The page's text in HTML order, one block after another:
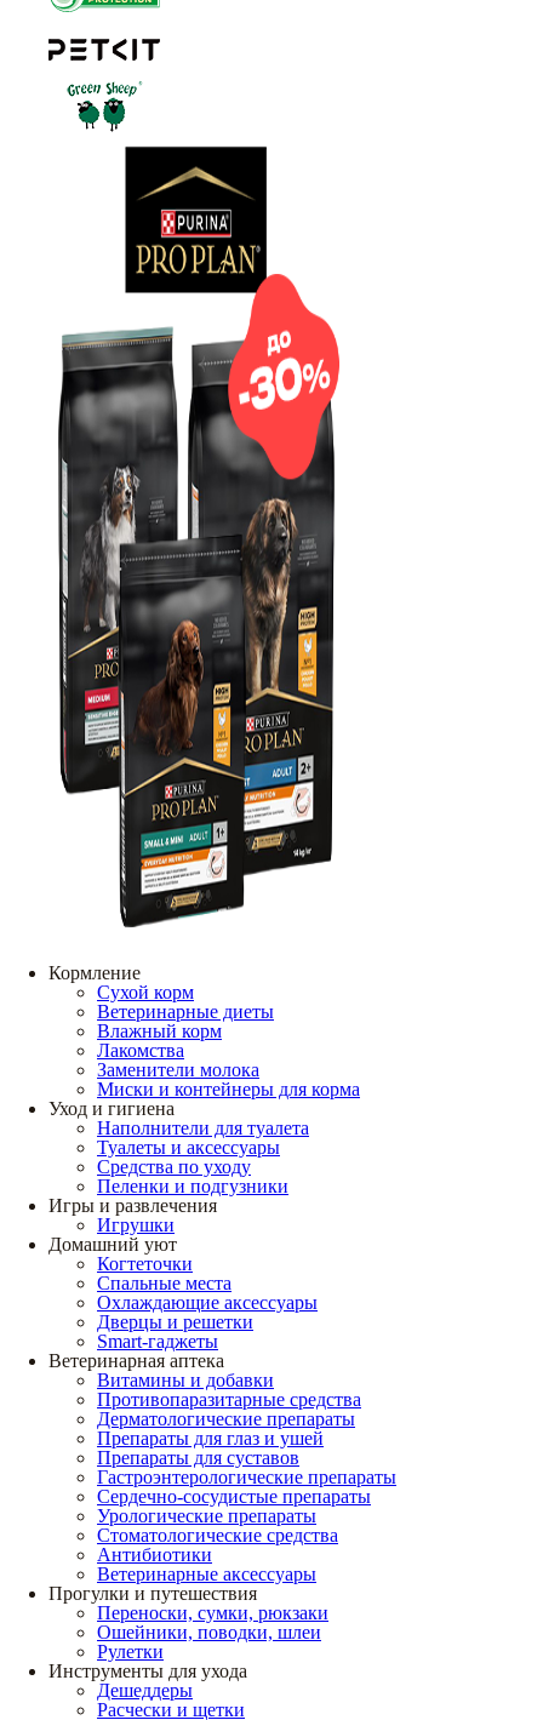
Кормление
Сухой корм
Ветеринарные диеты
Влажный корм
Лакомства
Заменители молока
Миски и контейнеры для корма
Уход и гигиена
Наполнители для туалета
Туалеты и аксессуары
Средства по уходу
Пеленки и подгузники
Игры и развлечения
Игрушки
Домашний уют
Когтеточки
Спальные места
Охлаждающие аксессуары
Дверцы и решетки
Smart-гаджеты
Ветеринарная аптека
Витамины и добавки
Противопаразитарные средства
Дерматологические препараты
Препараты для глаз и ушей
Препараты для суставов
Гастроэнтерологические препараты
Сердечно-сосудистые препараты
Урологические препараты
Стоматологические средства
Антибиотики
Ветеринарные аксессуары
Прогулки и путешествия
Переноски, сумки, рюкзаки
Ошейники, поводки, шлеи
Рулетки
Инструменты для ухода
Дешеддеры
Расчески и щетки